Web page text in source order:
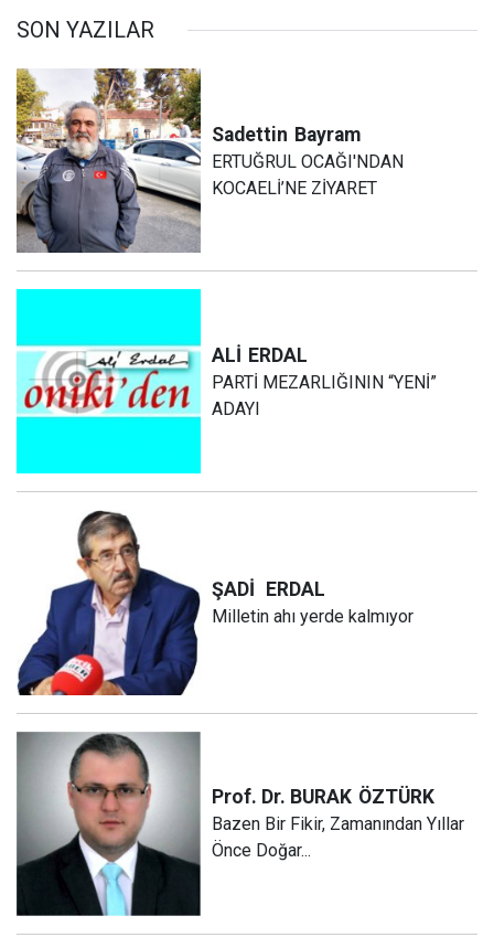
SON YAZILAR
Sadettin Bayram
ERTUĞRUL OCAĞI'NDAN
KOCAELİ’NE ZİYARET
ALİ ERDAL
PARTİ MEZARLIĞININ “YENİ”
ADAYI
ŞADİ ERDAL
Milletin ahı yerde kalmıyor
Prof. Dr. BURAK ÖZTÜRK
Bazen Bir Fikir, Zamanından Yıllar
Önce Doğar...